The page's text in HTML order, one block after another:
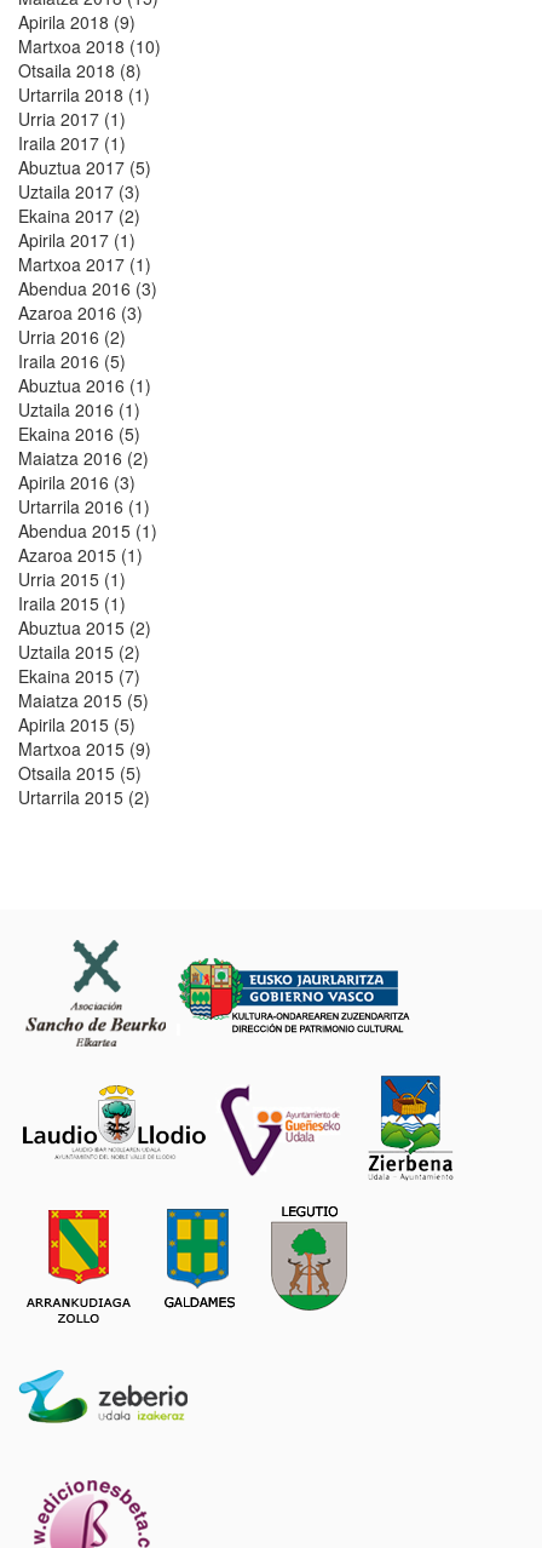
Apirila 2018 (9)
Martxoa 2018 (10)
Otsaila 2018 (8)
Urtarrila 2018 (1)
Urria 2017 (1)
Iraila 2017 (1)
Abuztua 2017 (5)
Uztaila 2017 (3)
Ekaina 2017 (2)
Apirila 2017 (1)
Martxoa 2017 (1)
Abendua 2016 (3)
Azaroa 2016 (3)
Urria 2016 (2)
Iraila 2016 (5)
Abuztua 2016 (1)
Uztaila 2016 (1)
Ekaina 2016 (5)
Maiatza 2016 (2)
Apirila 2016 (3)
Urtarrila 2016 (1)
Abendua 2015 (1)
Azaroa 2015 (1)
Urria 2015 (1)
Iraila 2015 (1)
Abuztua 2015 (2)
Uztaila 2015 (2)
Ekaina 2015 (7)
Maiatza 2015 (5)
Apirila 2015 (5)
Martxoa 2015 (9)
Otsaila 2015 (5)
Urtarrila 2015 (2)